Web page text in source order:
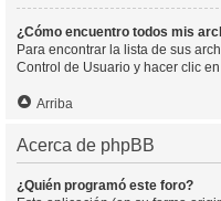
¿Cómo encuentro todos mis
Para encontrar la lista de sus
Control de Usuario y hacer clic
Arriba
Acerca de phpBB
¿Quién programó este foro?